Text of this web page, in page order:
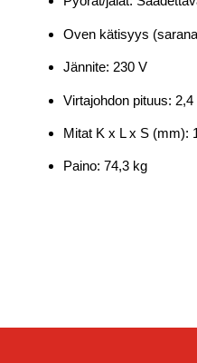
Oven kätisyys
Jännite: 230 V
Virtajohdon pituus: 2,4
Mitat K x L x S (mm):
Paino: 74,3 kg